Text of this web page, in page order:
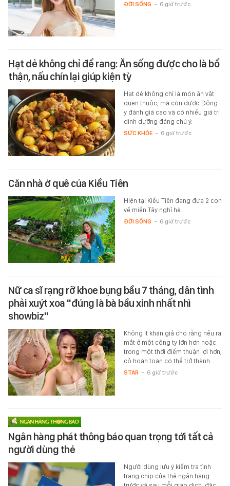
ĐỜI SỐNG - 6 giờ trước
Hạt dẻ không chỉ để rang: Ăn sống được cho là bổ
thận, nấu chín lại giúp kiện tỳ
Hạt dẻ không chỉ là món ăn vặt
quen thuộc, mà còn được Đông
y đánh giá cao và có nhiều giá trị
dinh dưỡng đáng chú ý.
SỨC KHỎE - 6 giờ trước
Căn nhà ở quê của Kiều Tiên
Hiện tại Kiều Tiên đang đưa 2 con
về miền Tây nghỉ hè.
ĐỜI SỐNG - 6 giờ trước
Nữ ca sĩ rạng rỡ khoe bụng bầu 7 tháng, dân tình
phải xuýt xoa "đúng là bà bầu xinh nhất nhì
showbiz"
Không ít khán giả cho rằng nếu ra
mắt ở một công ty lớn hơn hoặc
trong một thời điểm thuận lợi hơn,
cô hoàn toàn có thể trở thành…
STAR - 6 giờ trước
Ngân hàng phát thông báo quan trọng tới tất cả
người dùng thẻ
Người dùng lưu ý kiểm tra tình
trạng chip của thẻ ngân hàng